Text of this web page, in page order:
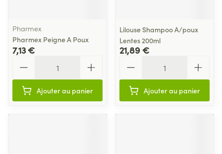
Pharmex
Pharmex Peigne A Poux
7,13 €
Ajouter au panier
Lilouse Shampoo A/poux
Lentes 200ml
21,89 €
Ajouter au panier